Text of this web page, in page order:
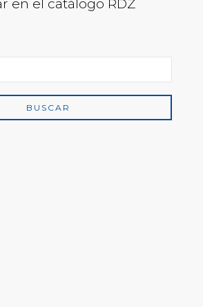
en el catálogo RDZ